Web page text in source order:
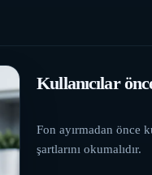
Kullanıcılar
Fon ayırmadan önce
şartlarını okumalıdır.